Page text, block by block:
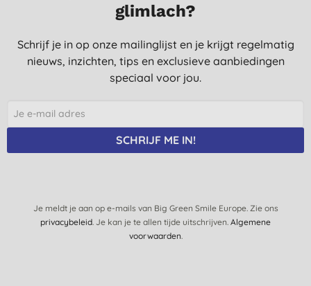
glimlach?
Schrijf je in op onze mailinglijst en je krijgt regelmatig
nieuws, inzichten, tips en exclusieve aanbiedingen
speciaal voor jou.
SCHRIJF ME IN!
Je meldt je aan op e-mails van Big Green Smile Europe. Zie ons
privacybeleid. Je kan je te allen tijde uitschrijven. Algemene
voorwaarden.